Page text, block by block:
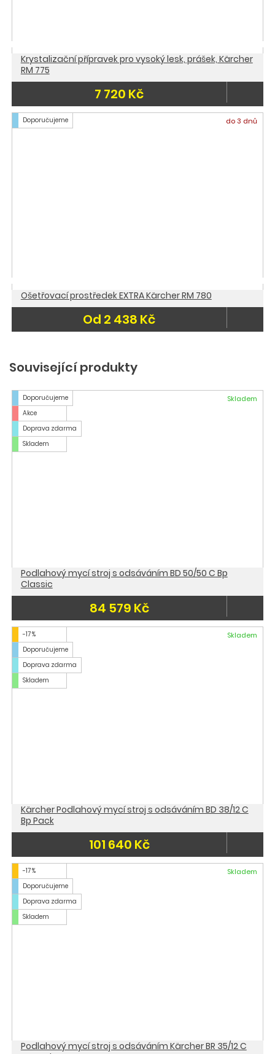
Krystalizační přípravek pro vysoký lesk, prášek, Kärcher
RM 775
7 720 Kč
Doporučujeme do 3 dnů
Ošetřovací prostředek EXTRA Kärcher RM 780
Od 2 438 Kč
Související produkty
Doporučujeme
Akce
Doprava zdarma
Skladem
Skladem
Podlahový mycí stroj s odsáváním BD 50/50 C Bp
Classic
84 579 Kč
-17 %
Doporučujeme
Doprava zdarma
Skladem
Skladem
Kärcher Podlahový mycí stroj s odsáváním BD 38/12 C
Bp Pack
101 640 Kč
-17 %
Doporučujeme
Doprava zdarma
Skladem
Skladem
Podlahový mycí stroj s odsáváním Kärcher BR 35/12 C